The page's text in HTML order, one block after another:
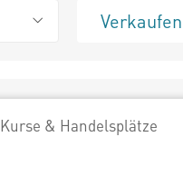
Verkaufen
Kurse & Handelsplätze